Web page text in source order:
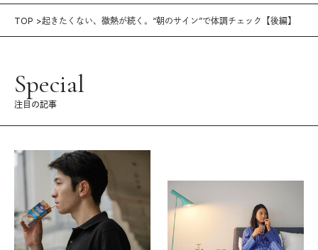
TOP 起きたくない、微熱が続く。“朝のサイン”で体調チェック【後編】
Special
注目の記事